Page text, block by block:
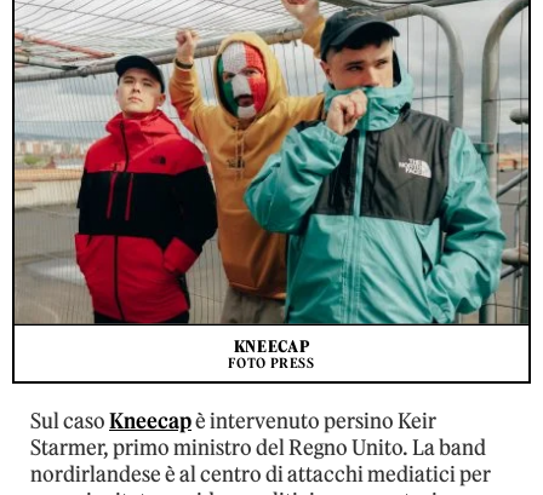
KNEECAP
FOTO PRESS
Sul casoKneecapè intervenuto persino Keir
Starmer, primo ministro del Regno Unito. La band
nordirlandese è al centro di attacchi mediatici per